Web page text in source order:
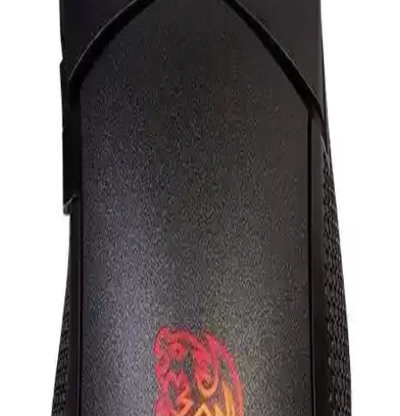
Claw's Nexus X1 ve Rampage SMX-R21, yüksek DPI, RGB
aydınlatma ve ergonomi özellikleriyle öne çıkıyor. Performans ve
tasarım açısından karşılaştırılarak, kullanıcıların tercihine yardımcı
Rampage SMX-R21 ve SMX-R44 V2 Oyuncu
Mouse'ları Karşılaştırması
Rampage'in iki yüksek performanslı oyuncu mouse'u SMX-R21 ve
SMX-R44 V2'yi detaylı karşılaştırıyoruz, yüksek DPI, RGB ve
ergonomik özellikleriyle öne çıkan modeller hakkında bilgi
veriyoruz.
Attack Shark X11 ve X3 Oyun Faresi
Karşılaştırması: Özellikler ve Performans Analizi
Attack Shark X11 ve X3 oyun fareleri, yüksek DPI, ergonomi ve
bağlantı seçenekleriyle öne çıkıyor. X11 kablosuz ve hafif, X3 ise
yüksek DPI ve RGB ile profesyonel ve casual oyunculara hitap
Asus Tuf Gaming M3 Aura Sync RGB ve Logitech
M240 Sessiz Kablosuz Mouse Karşılaştırması